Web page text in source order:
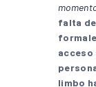
falta
acceso
limbo